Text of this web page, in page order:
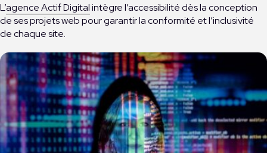
L’agence Actif Digitalintègre l’accessibilité dès la conception
de ses projets web pour garantir la conformité et l’inclusivité
de chaque site.